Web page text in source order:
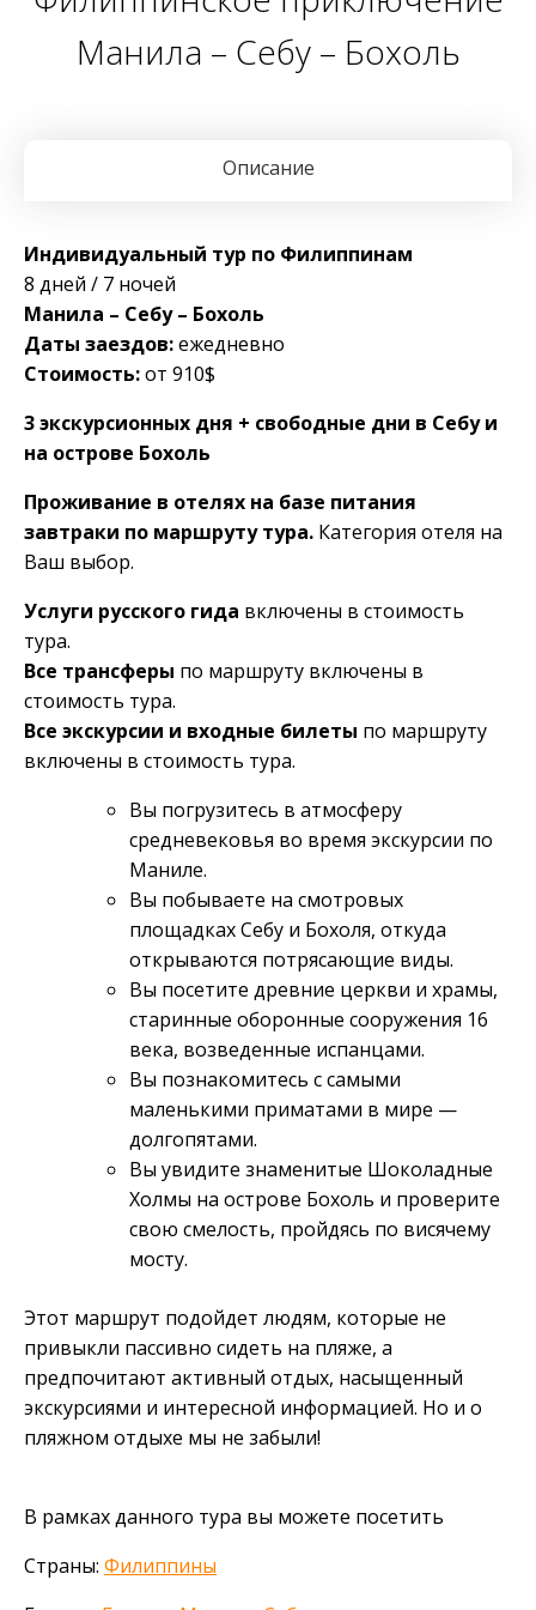
Манила – Себу – Бохоль
Описание
Индивидуальный тур по Филиппинам
8 дней / 7 ночей
Манила – Себу – Бохоль
Даты заездов:ежедневно
Стоимость:от 910$
3 экскурсионных дня + свободные дни в Себу и
на острове Бохоль
Проживание в отелях на базе питания
завтраки по маршруту тура. Категория отеля на
Ваш выбор.
Услуги русского гида включены в стоимость
тура.
Все трансферы по маршруту включены в
стоимость тура.
Все экскурсии и входные билеты по маршруту
включены в стоимость тура.
Вы погрузитесь в атмосферу
средневековья во время экскурсии по
Маниле.
Вы побываете на смотровых
площадках Себу и Бохоля, откуда
открываются потрясающие виды.
Вы посетите древние церкви и храмы,
старинные оборонные сооружения 16
века, возведенные испанцами.
Вы познакомитесь с самыми
маленькими приматами в мире —
долгопятами.
Вы увидите знаменитые Шоколадные
Холмы на острове Бохоль и проверите
свою смелость, пройдясь по висячему
мосту.
Этот маршрут подойдет людям, которые не
привыкли пассивно сидеть на пляже, а
предпочитают активный отдых, насыщенный
экскурсиями и интересной информацией. Но и о
пляжном отдыхе мы не забыли!
В рамках данного тура вы можете посетить
Страны: Филиппины